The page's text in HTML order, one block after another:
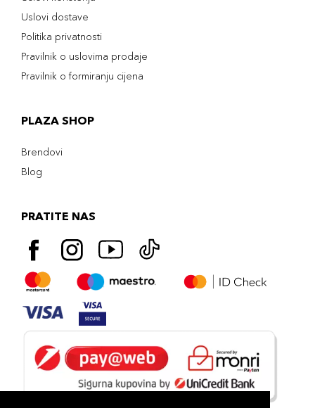
Uslovi dostave
Politika privatnosti
Pravilnik o uslovima prodaje
Pravilnik o formiranju cijena
PLAZA SHOP
Brendovi
Blog
PRATITE NAS